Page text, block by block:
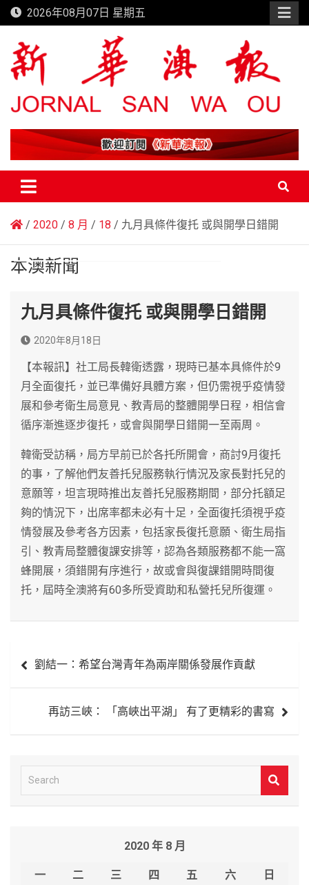
Skip
to
content
2026年08月07日 星期五
新華澳報
2020 8 月 18 九月具條件復托 或與開學日錯開
本澳新聞
九月具條件復托 或與開學日錯開
2020年8月18日
【本報訊】社工局長韓衛透露，現時已基本具條件於9
月全面復托，並已準備好具體方案，但仍需視乎疫情發
展和參考衛生局意見、教青局的整體開學日程，相信會
循序漸進逐步復托，或會與開學日錯開一至兩周。
韓衛受訪稱，局方早前已於各托所開會，商討9月復托
的事，了解他們友善托兒服務執行情況及家長對托兒的
意願等，坦言現時推出友善托兒服務期間，部分托額足
夠的情況下，出席率都未必有十足，全面復托須視乎疫
情發展及參考各方因素，包括家長復托意願、衛生局指
引、教青局整體復課安排等，認為各類服務都不能一窩
蜂開展，須錯開有序進行，故或會與復課錯開時間復
托，屆時全澳將有60多所受資助和私營托兒所復運。
章 劉結一：希望台灣青年為兩岸關係發展作貢獻
再訪三峽： 「高峽出平湖」 有了更精彩的書寫
e
2020 年 8 月
一 二 三 四 五 六
日